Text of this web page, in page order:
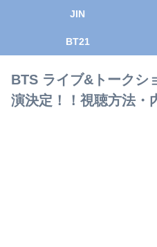
JIN
BT21
BTS ライブ&トークシ
演決定！！視聴方法・